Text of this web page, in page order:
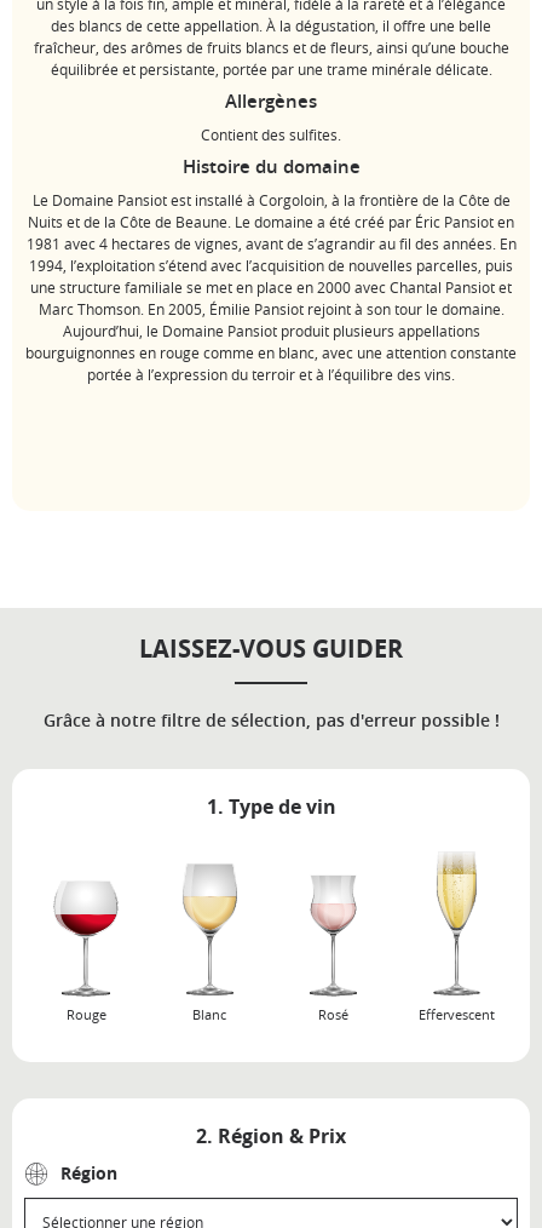
un style à la fois fin, ample et minéral, fidèle à la rareté et à l’élégance
des blancs de cette appellation. À la dégustation, il offre une belle
fraîcheur, des arômes de fruits blancs et de fleurs, ainsi qu’une bouche
équilibrée et persistante, portée par une trame minérale délicate.
Allergènes
Contient des sulfites.
Histoire du domaine
Le Domaine Pansiot est installé à Corgoloin, à la frontière de la Côte de
Nuits et de la Côte de Beaune. Le domaine a été créé par Éric Pansiot en
1981 avec 4 hectares de vignes, avant de s’agrandir au fil des années. En
1994, l’exploitation s’étend avec l’acquisition de nouvelles parcelles, puis
une structure familiale se met en place en 2000 avec Chantal Pansiot et
Marc Thomson. En 2005, Émilie Pansiot rejoint à son tour le domaine.
Aujourd’hui, le Domaine Pansiot produit plusieurs appellations
bourguignonnes en rouge comme en blanc, avec une attention constante
portée à l’expression du terroir et à l’équilibre des vins.
LAISSEZ-VOUS GUIDER
Grâce à notre filtre de sélection, pas d'erreur possible !
1. Type de vin
Rouge Blanc Rosé Effervescent
2. Région & Prix
Région